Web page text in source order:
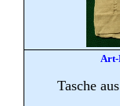
Art-
Tasche